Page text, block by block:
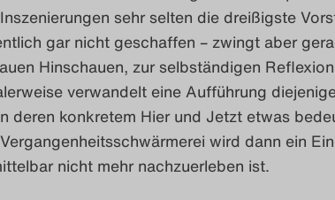
sehr selten die dreißigste
gar nicht geschaffen – zwingt aber
Hinschauen, zur selbständigen
verwandelt eine Aufführung
deren konkretem Hier und Jetzt etwas
wird dann ein
nicht mehr nachzuerleben ist.